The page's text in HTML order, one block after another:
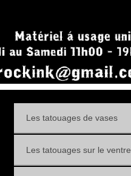
Les tatouages de vases
Les tatouages sur le ventre